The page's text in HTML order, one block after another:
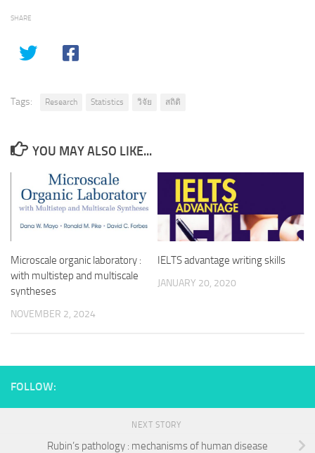
SHARE
Tags: Research Statistics วิจัย สถิติ
YOU MAY ALSO LIKE...
Microscale organic laboratory :
with multistep and multiscale
syntheses
NOVEMBER 2, 2024
IELTS advantage writing skills
JANUARY 20, 2020
FOLLOW:
NEXT STORY
Rubin’s pathology : mechanisms of human disease